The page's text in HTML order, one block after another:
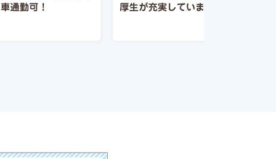
車通勤可！
厚生が充実しています(^^)/